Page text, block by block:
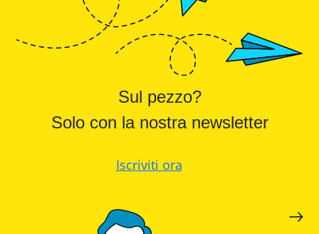
Sul pezzo?
Solo con la nostra newsletter
Iscriviti ora